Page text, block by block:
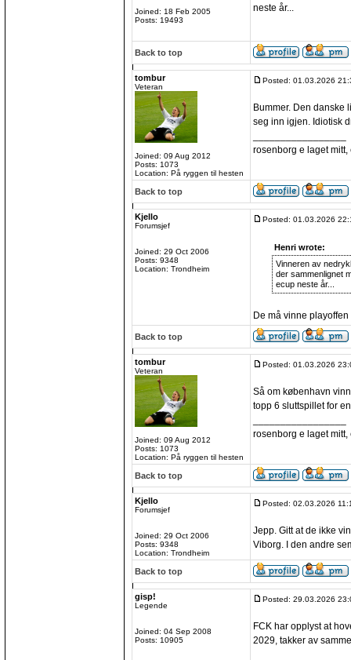
Joined: 18 Feb 2005
Posts: 19493
neste år...
Back to top
tombur
Veteran
Joined: 09 Aug 2012
Posts: 1073
Location: På ryggen til hesten
Posted: 01.03.2026
Bummer. Den danske
seg inn igjen. Idiotisk
rosenborg e laget mitt,
Back to top
Kjello
Forumsjef
Joined: 29 Oct 2006
Posts: 9348
Location: Trondheim
Posted: 01.03.2026
Henri wrote:
Vinneren av
der sammenlignet
ecup neste år...
De må vinne
Back to top
tombur
Veteran
Joined: 09 Aug 2012
Posts: 1073
Location: På ryggen til hesten
Posted: 01.03.2026
Så om københavn
topp 6 sluttspillet for
rosenborg e laget mitt,
Back to top
Kjello
Forumsjef
Joined: 29 Oct 2006
Posts: 9348
Location: Trondheim
Posted: 02.03.2026
Jepp. Gitt at de ikke
Viborg. I den andre
Back to top
gisp!
Legende
Joined: 04 Sep 2008
Posts: 10905
Posted: 29.03.2026
FCK har opplyst at
2029, takker av